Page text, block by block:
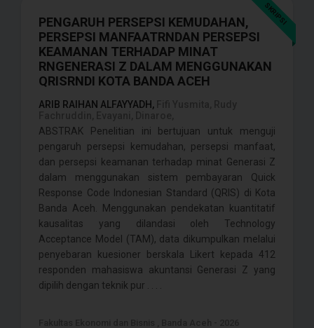
SKRIPSI
PENGARUH PERSEPSI KEMUDAHAN,
PERSEPSI MANFAATRNDAN PERSEPSI
KEAMANAN TERHADAP MINAT
RNGENERASI Z DALAM MENGGUNAKAN
QRISRNDI KOTA BANDA ACEH
ARIB RAIHAN ALFAYYADH,
ABSTRAK Penelitian ini bertujuan untuk menguji
pengaruh persepsi kemudahan, persepsi manfaat,
dan persepsi keamanan terhadap minat Generasi Z
dalam menggunakan sistem pembayaran Quick
Response Code Indonesian Standard (QRIS) di Kota
Banda Aceh. Menggunakan pendekatan kuantitatif
kausalitas yang dilandasi oleh Technology
Acceptance Model (TAM), data dikumpulkan melalui
penyebaran kuesioner berskala Likert kepada 412
responden mahasiswa akuntansi Generasi Z yang
dipilih dengan teknik pur . . . .